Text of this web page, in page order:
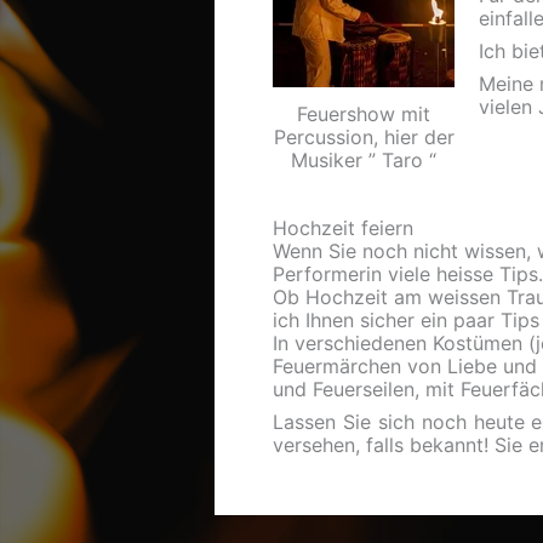
Feuershow mit
Percussion, hier der
Musiker ” Taro “
Ich
Meine
vielen
Hochzeit feiern
Wenn Sie noch nicht
Performerin viele heisse Tips.
Ob Hochzeit am weissen
ich Ihnen sicher ein paar
In verschiedenen Kostümen
Feuermärchen von Liebe
und Feuerseilen, mit
Lassen Sie sich noch heute
versehen, falls bekannt! Sie